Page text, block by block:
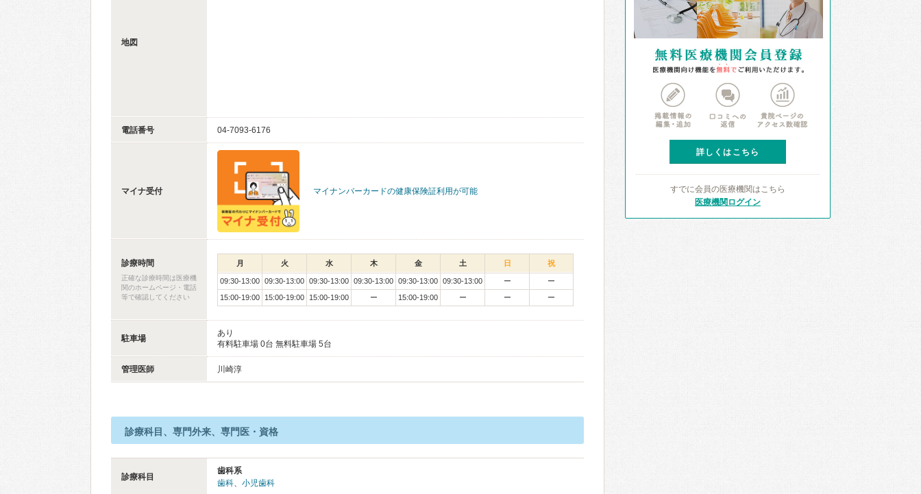
地図
電話番号 04-7093-6176
マイナ受付 マイナンバーカードの健康保険証利用が可能
診療時間
正確な診療時間は医療機
関のホームページ・電話
等で確認してください
月 火 水 木 金 土 日 祝
09:30-13:00 09:30-13:00 09:30-13:00 09:30-13:00 09:30-13:00 09:30-13:00 ー
ー
15:00-19:00
15:00-19:00 15:00-19:00 ー 15:00-19:00 ー ー ー
駐車場
あり
有料駐車場 0台 無料駐車場 5台
管理医師 川崎淳
診療科目、専門外来、専門医・資格
診療科目
歯科系
歯科、 小児歯科
詳しくはこちら
すでに会員の医療機関はこちら
医療機関ログイン